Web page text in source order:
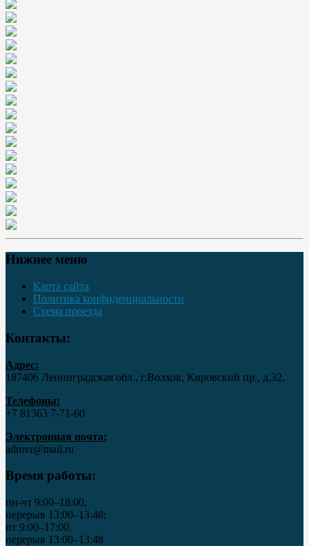
Нижнее меню
Карта сайта
Политика конфиденциальности
Схема проезда
Контакты:
Адрес:
187406 Ленинградская обл., г.Волхов, Кировский пр., д.32.
Телефоны:
+7 81363 7‑71-60
Электронная почта:
admvr@mail.ru
Время работы:
пн-чт 9:00–18:00,
перерыв 13:00–13:48;
пт 9:00–17:00,
перерыв 13:00–13:48